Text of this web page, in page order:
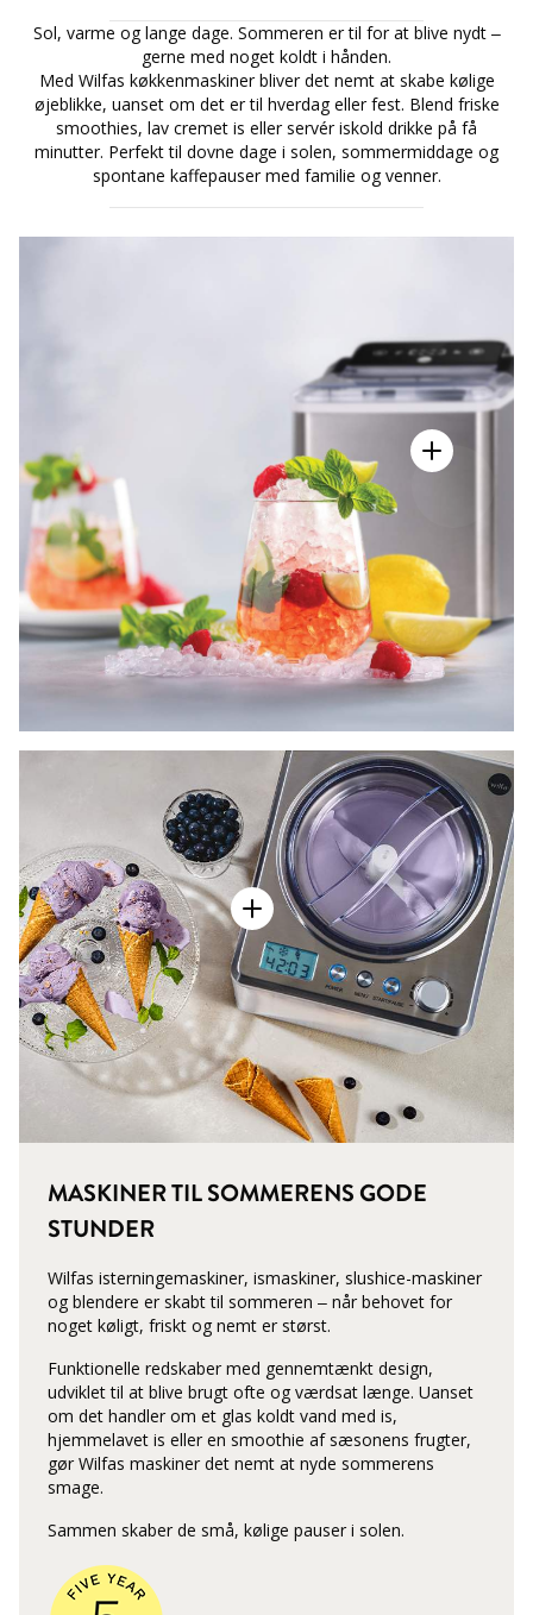
Sol, varme og lange dage. Sommeren er til for at blive nydt –
gerne med noget koldt i hånden.
Med Wilfas køkkenmaskiner bliver det nemt at skabe kølige
øjeblikke, uanset om det er til hverdag eller fest. Blend friske
smoothies, lav cremet is eller servér iskold drikke på få
minutter. Perfekt til dovne dage i solen, sommermiddage og
spontane kaffepauser med familie og venner.
MASKINER TIL SOMMERENS GODE
STUNDER
Wilfas isterningemaskiner, ismaskiner, slushice-maskiner
og blendere er skabt til sommeren – når behovet for
noget køligt, friskt og nemt er størst.
Funktionelle redskaber med gennemtænkt design,
udviklet til at blive brugt ofte og værdsat længe. Uanset
om det handler om et glas koldt vand med is,
hjemmelavet is eller en smoothie af sæsonens frugter,
gør Wilfas maskiner det nemt at nyde sommerens
smage.
Sammen skaber de små, kølige pauser i solen.